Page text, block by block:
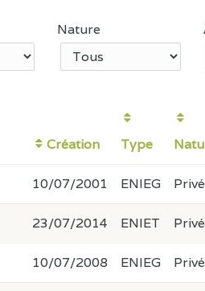
Nature
Création Type
10/07/2001 ENIEG Privé
23/07/2014 ENIET Privé
10/07/2008 ENIEG Privé